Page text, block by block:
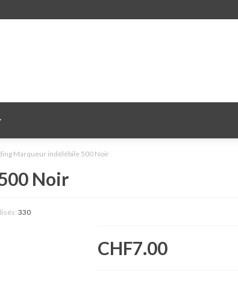
Marqueur indélébile 500 Noir
Noir
330
CHF7.00